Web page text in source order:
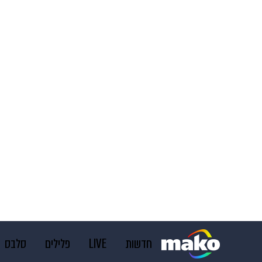
חדשות LIVE פלילים סלבס